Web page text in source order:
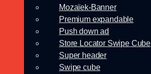
Mozaïek-Banner
Premium expandable
Push down ad
Store Locator Swipe Cube
Super header
Swipe cube